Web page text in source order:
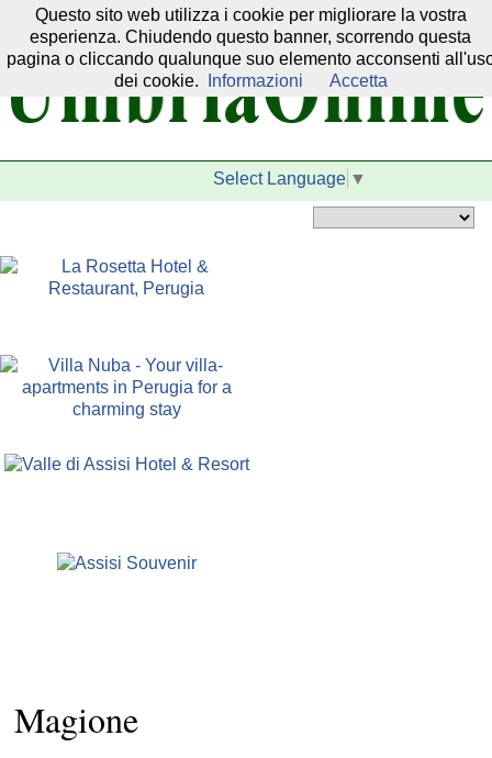
Il nostro network:
Select Language ▼
Magione
Questo sito web utilizza i cookie per migliorare la vostra
esperienza. Chiudendo questo banner, scorrendo questa
pagina o cliccando qualunque suo elemento acconsenti
dei cookie.
Informazioni Accetta